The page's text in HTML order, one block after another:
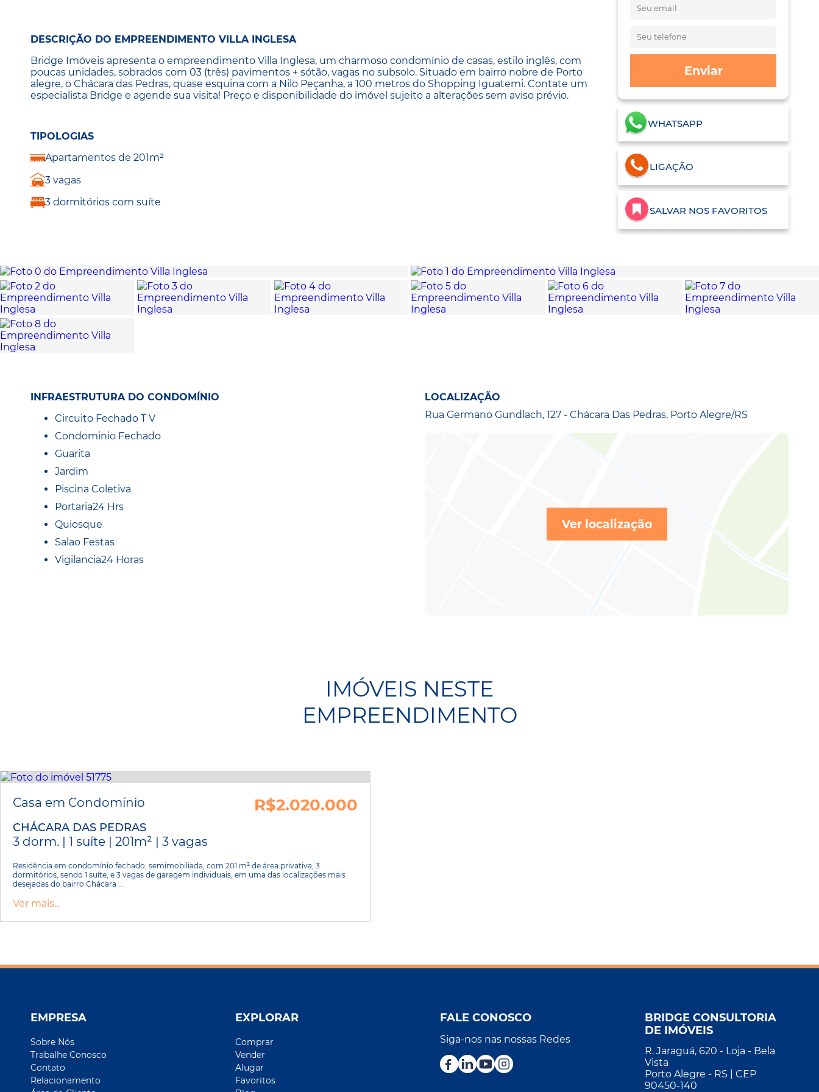
DESCRIÇÃO DO EMPREENDIMENTO VILLA INGLESA
Bridge Imóveis apresenta o empreendimento Villa Inglesa, um charmoso condomínio de casas, estilo inglês, com
poucas unidades, sobrados com 03 (três) pavimentos + sótão, vagas no subsolo. Situado em bairro nobre de Porto
alegre, o Chácara das Pedras, quase esquina com a Nilo Peçanha, a 100 metros do Shopping Iguatemi. Contate um
especialista Bridge e agende sua visita! Preço e disponibilidade do imóvel sujeito a alterações sem aviso prévio.
TIPOLOGIAS
Apartamentos de 201m²
3 vagas
3 dormitórios com suíte
Enviar
WHATSAPP
LIGAÇÃO
SALVAR NOS FAVORITOS
INFRAESTRUTURA DO CONDOMÍNIO
Circuito Fechado T V
Condominio Fechado
Guarita
Jardim
Piscina Coletiva
Portaria24 Hrs
Quiosque
Salao Festas
Vigilancia24 Horas
LOCALIZAÇÃO
Rua Germano Gundlach, 127 - Chácara Das Pedras, Porto Alegre/RS
Ver localização
IMÓVEIS NESTE
EMPREENDIMENTO
Casa em Condomínio R$2.020.000
CHÁCARA DAS PEDRAS
3 dorm. | 1 suíte | 201m² | 3 vagas
Residência em condomínio fechado, semimobiliada, com 201 m² de área privativa, 3
dormitórios, sendo 1 suíte, e 3 vagas de garagem individuais, em uma das localizações mais
desejadas do bairro Chácara ...
Ver mais...
EMPRESA
Sobre Nós
Trabalhe Conosco
Contato
Relacionamento
EXPLORAR
Comprar
Vender
Alugar
Favoritos
FALE CONOSCO
Siga-nos nas nossas Redes
BRIDGE CONSULTORIA
DE IMÓVEIS
R. Jaraguá, 620 - Loja - Bela
Vista
Porto Alegre - RS | CEP
90450-140